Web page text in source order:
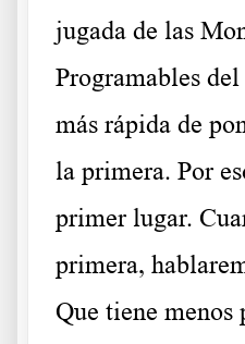
jugada de las
Programables
más rápida de
la primera. Por
primer lugar.
primera,
Que tiene menos